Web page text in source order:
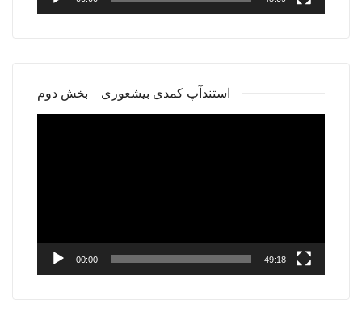
استندآپ کمدی بیشعوری – بخش دوم
00:00 49:18